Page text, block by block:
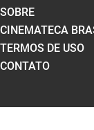
SOBRE
CINEMATECA
TERMOS DE USO
CONTATO